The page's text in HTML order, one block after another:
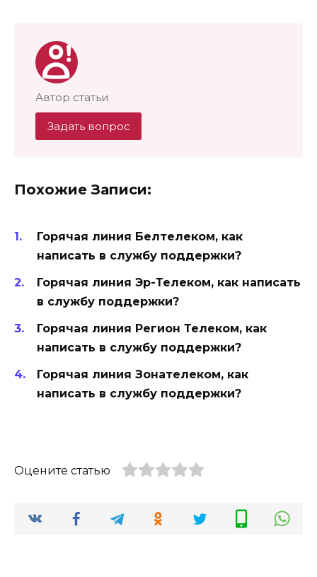
Автор статьи
Задать вопрос
Похожие Записи:
Горячая линия Белтелеком, как
написать в службу поддержки?
Горячая линия Эр-Телеком, как написать
в службу поддержки?
Горячая линия Регион Телеком, как
написать в службу поддержки?
Горячая линия Зонателеком, как
написать в службу поддержки?
Оцените статью